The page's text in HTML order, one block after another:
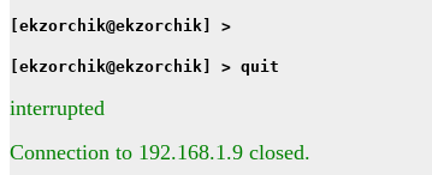
[ekzorchik@ekzorchik] >
[ekzorchik@ekzorchik] > quit
interrupted
Connection to 192.168.1.9 closed.